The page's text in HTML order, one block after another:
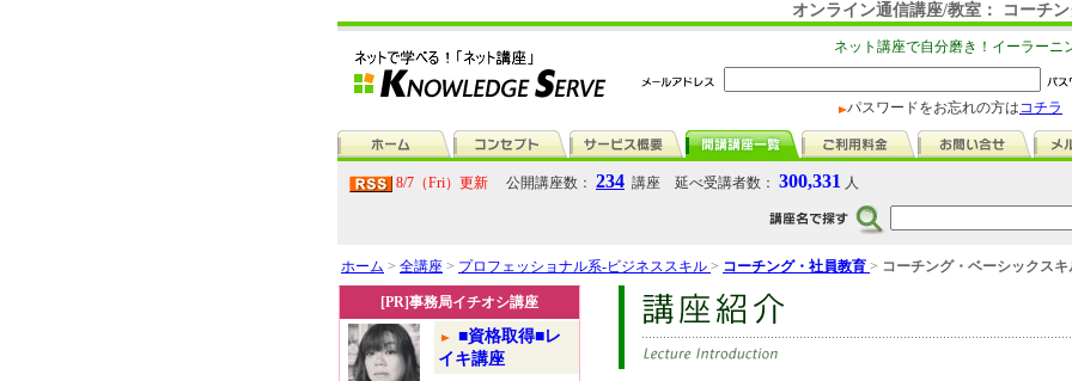
オンライン通信講座/教室： コーチ
ネット講座で自分磨き！イーラーニ
パスワードをお忘れの方はコチラ
8/7（Fri）更新 公開講座数： 234 講座 延べ受講者数： 300,331 人
ホーム > 全講座 > プロフェッショナル系-ビジネススキル > コーチング・社員教育 > コーチング・ベーシックス
[PR]事務局イチオシ講座
■資格取得■レ
イキ講座